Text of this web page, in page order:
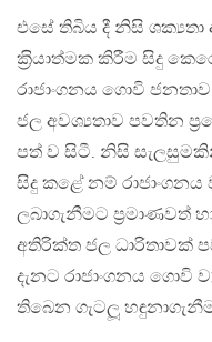
එසේ තිබිය දී නිසි
ක‍්‍රියාත්මක කිරීම සිදු
රාජාංගනය ගොවි
ජල අවශ්‍යතාව පවතින
පත් ව සිටී. නිසි
සිදු කළේ නම් රාජාංගනය
ලබාගැනීමට ප‍්‍රමාණවත්
අතිරික්ත ජල ධාරිතාවක්
දැනට රාජාංගනය ගොවි
තිබෙන ගැටලූ